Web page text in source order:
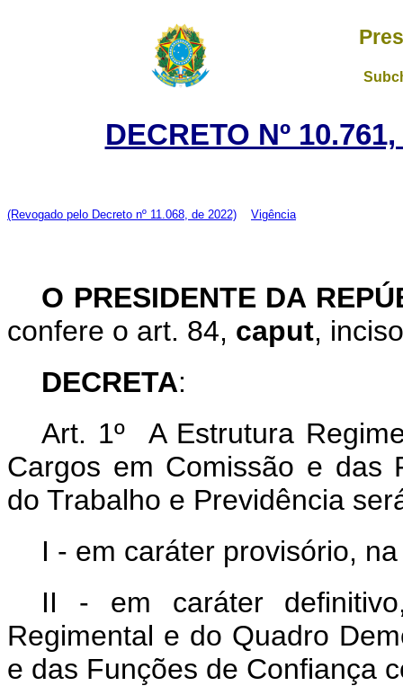
DECRETO Nº
(Revogado pelo Decreto nº 11.068, de 2022) Vigência
O PRESIDENTE DA
confere o art. 84, caput,
DECRETA:
Art. 1º A Estrutura
Cargos em Comissão e das
do Trabalho e Previdência
I - em caráter provisório,
II - em caráter
Regimental e do Quadro
e das Funções de Confiança